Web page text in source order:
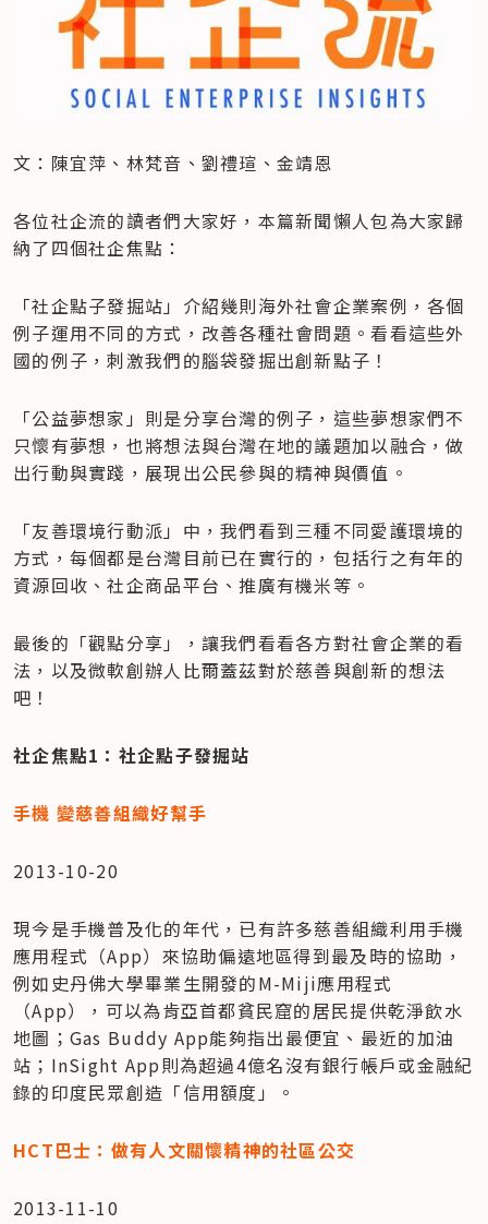
文：陳宜萍、林梵音、劉禮瑄、金靖恩
各位社企流的讀者們大家好，本篇新聞懶人包為大家歸
納了四個社企焦點：
「社企點子發掘站」介紹幾則海外社會企業案例，各個
例子運用不同的方式，改善各種社會問題。看看這些外
國的例子，刺激我們的腦袋發掘出創新點子！
「公益夢想家」則是分享台灣的例子，這些夢想家們不
只懷有夢想，也將想法與台灣在地的議題加以融合，做
出行動與實踐，展現出公民參與的精神與價值。
「友善環境行動派」中，我們看到三種不同愛護環境的
方式，每個都是台灣目前已在實行的，包括行之有年的
資源回收、社企商品平台、推廣有機米等。
最後的「觀點分享」，讓我們看看各方對社會企業的看
法，以及微軟創辦人比爾蓋茲對於慈善與創新的想法
吧！
社企焦點1：社企點子發掘站
手機 變慈善組織好幫手
2013-10-20
現今是手機普及化的年代，已有許多慈善組織利用手機
應用程式（App）來協助偏遠地區得到最及時的協助，
例如史丹佛大學畢業生開發的M-Miji應用程式
（App），可以為肯亞首都貧民窟的居民提供乾淨飲水
地圖；Gas Buddy App能夠指出最便宜、最近的加油
站；InSight App則為超過4億名沒有銀行帳戶或金融紀
錄的印度民眾創造「信用額度」。
HCT巴士：做有人文關懷精神的社區公交
2013-11-10